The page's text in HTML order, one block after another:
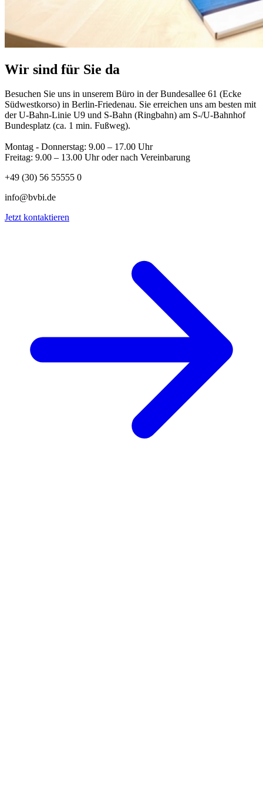
Wir sind für Sie da
Besuchen Sie uns in unserem Büro in der Bundesallee 61 (Ecke
Südwestkorso) in Berlin-Friedenau. Sie erreichen uns am besten mit
der U-Bahn-Linie U9 und S-Bahn (Ringbahn) am S-/U-Bahnhof
Bundesplatz (ca. 1 min. Fußweg).
Montag - Donnerstag: 9.00 – 17.00 Uhr
Freitag: 9.00 – 13.00 Uhr oder nach Vereinbarung
+49 (30) 56 55555 0
info@bvbi.de
Jetzt kontaktieren